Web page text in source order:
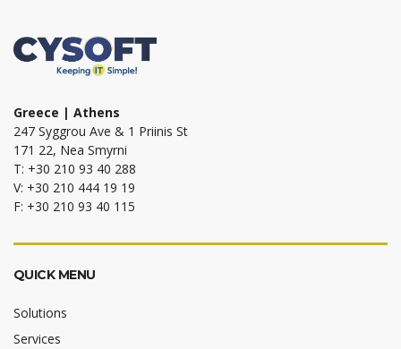
Greece | Athens
247 Syggrou Ave & 1 Priinis St
171 22, Nea Smyrni
T: +30 210 93 40 288
V: +30 210 444 19 19
F: +30 210 93 40 115
QUICK MENU
Solutions
Services